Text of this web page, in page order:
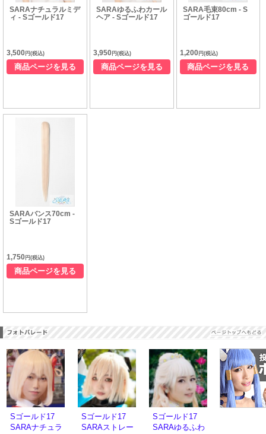
SARAナチュラルミデ
ィ - Sゴールド17
3,500 円(税込)
商品ページを見る
SARAゆるふわカール
ヘア - Sゴールド17
3,950円(税込)
商品ページを見る
SARA毛束80cm - S
ゴールド17
1,200円(税込)
商品ページを見る
SARAバンス70cm -
Sゴールド17
1,750 円(税込)
商品ページを見る
Sゴールド17
SARAナチュラ
Sゴールド17
SARAストレー
Sゴールド17
SARAゆるふわ